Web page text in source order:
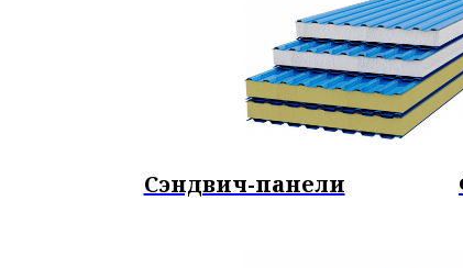
Сэндвич-панели